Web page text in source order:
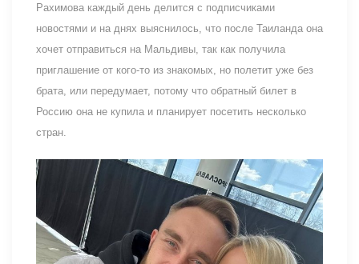
Рахимова каждый день делится с подписчиками
новостями и на днях выяснилось, что после Таиланда она
хочет отправиться на Мальдивы, так как получила
приглашение от кого-то из знакомых, но полетит уже без
брата, или передумает, потому что обратный билет в
Россию она не купила и планирует посетить несколько
стран.